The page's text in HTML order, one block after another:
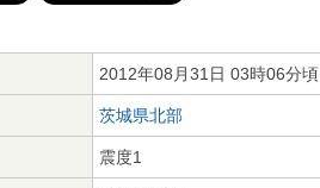
2012年08月31日 03時06分頃
茨城県北部
震度1